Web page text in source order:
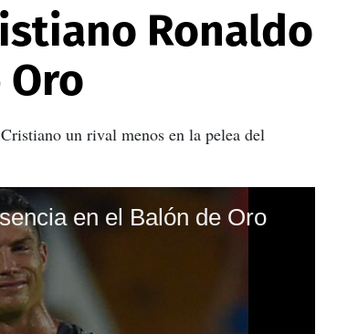
Ronaldo
un rival menos en la pelea del
en el Balón de Oro